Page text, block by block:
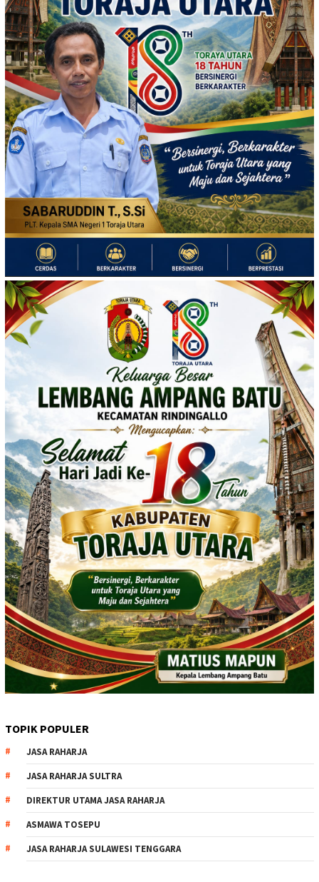
TOPIK POPULER
JASA RAHARJA
JASA RAHARJA SULTRA
DIREKTUR UTAMA JASA RAHARJA
ASMAWA TOSEPU
JASA RAHARJA SULAWESI TENGGARA